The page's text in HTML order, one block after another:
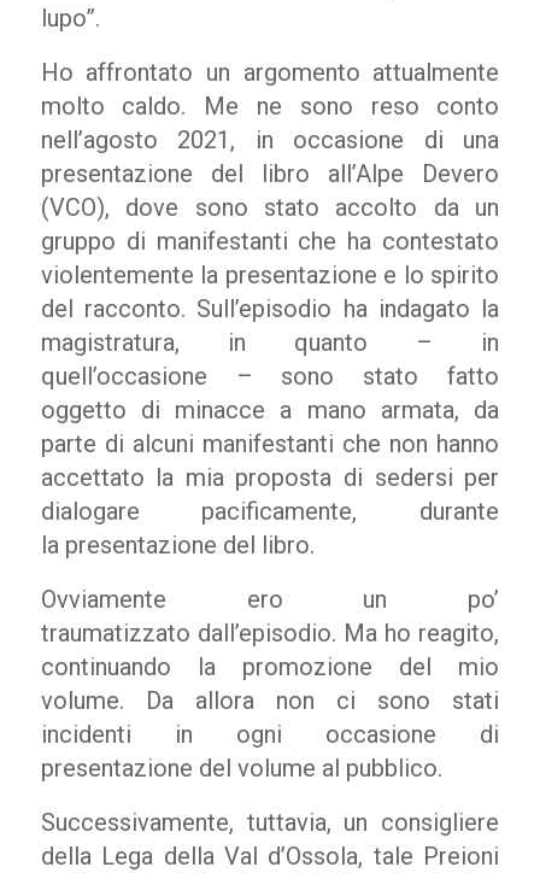
lupo”.
Ho affrontato un argomento attualmente
molto caldo. Me ne sono reso conto
nell’agosto 2021, in occasione di una
presentazione del libro all’Alpe Devero
(VCO), dove sono stato accolto da un
gruppo di manifestanti che ha contestato
violentemente la presentazione e lo spirito
del racconto. Sull’episodio ha indagato la
magistratura, in quanto – in
quell’occasione – sono stato fatto
oggetto di minacce a mano armata, da
parte di alcuni manifestanti che non hanno
accettato la mia proposta di sedersi per
dialogare pacificamente, durante
la presentazione del libro.
Ovviamente ero un po’
traumatizzato dall’episodio. Ma ho reagito,
continuando la promozione del mio
volume. Da allora non ci sono stati
incidenti in ogni occasione di
presentazione del volume al pubblico.
Successivamente, tuttavia, un consigliere
della Lega della Val d’Ossola, tale Preioni